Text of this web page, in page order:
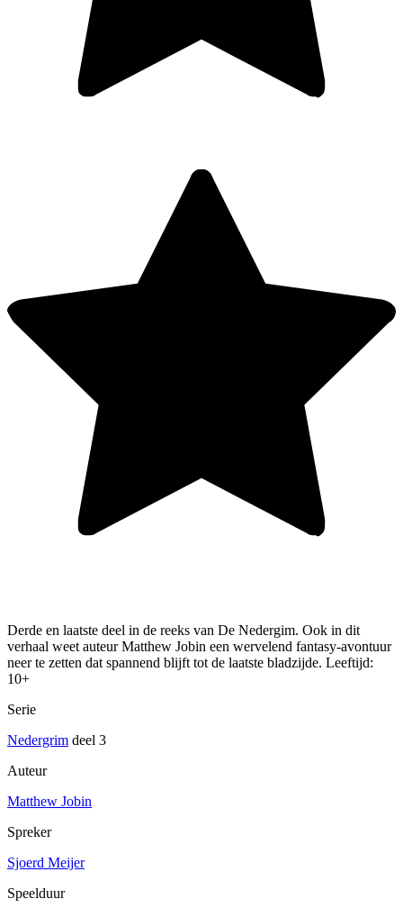
Derde en laatste deel in de reeks van De Nedergim. Ook in dit
verhaal weet auteur Matthew Jobin een wervelend fantasy-avontuur
neer te zetten dat spannend blijft tot de laatste bladzijde. Leeftijd:
10+
Serie
Nedergrim deel 3
Auteur
Matthew Jobin
Spreker
Sjoerd Meijer
Speelduur